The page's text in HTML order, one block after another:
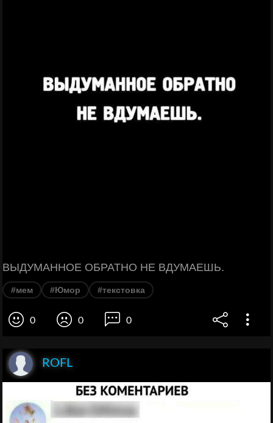
ВЫДУМАННОЕ ОБРАТНО НЕ ВДУМАЕШЬ.
#мем #Юмор #текстовка
0 0 0
ROFL